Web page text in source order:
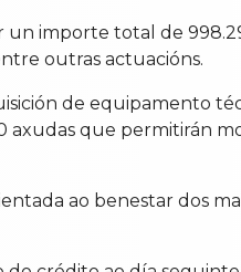
importe total de
outras actuacións.
de equipamento
axudas que permitirán
ao benestar dos